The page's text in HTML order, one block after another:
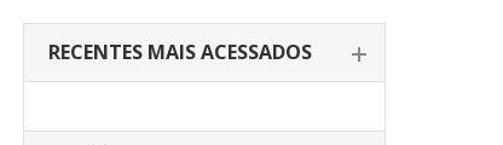
RECENTES MAIS ACESSADOS